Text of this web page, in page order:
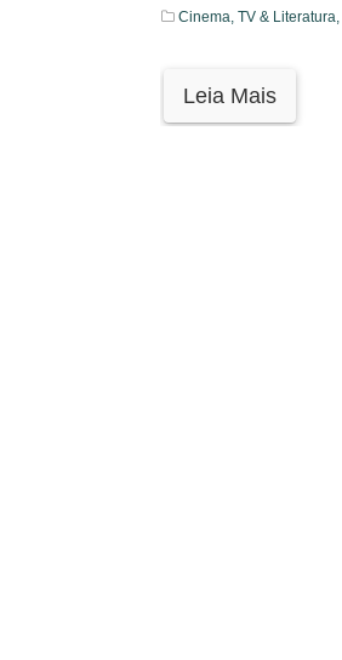
Cinema, TV & Literatura,
Leia Mais